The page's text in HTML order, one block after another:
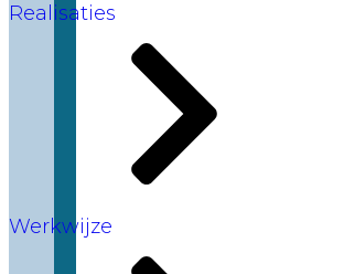
Realisaties
Werkwijze